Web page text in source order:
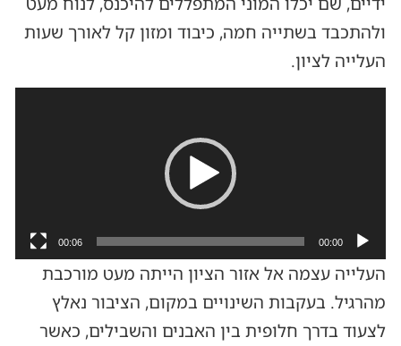
ולהתכבד בשתייה חמה, כיבוד ומזון קל לאורך שעות
העלייה לציון.
00:00
00:06
העלייה עצמה אל אזור הציון הייתה מעט מורכבת
מהרגיל. בעקבות השינויים במקום, הציבור נאלץ
לצעוד בדרך חלופית בין האבנים והשבילים, כאשר